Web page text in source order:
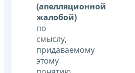
(апелляционной
жалобой)
по
смыслу,
придаваемому
этому